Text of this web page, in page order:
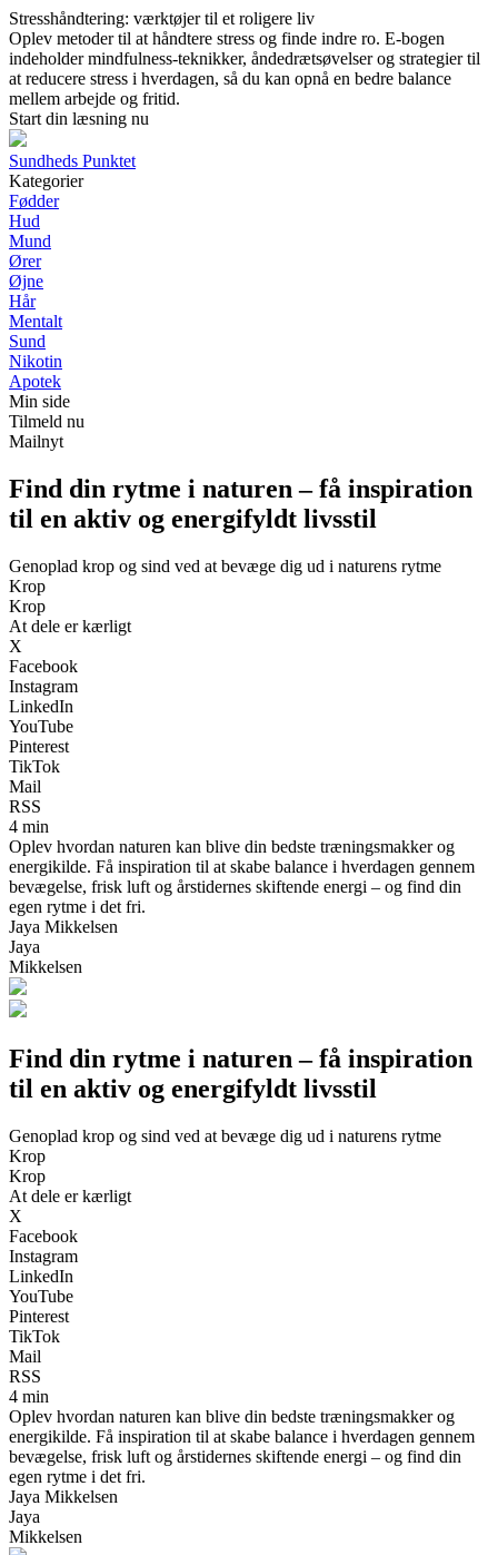
Stresshåndtering: værktøjer til et roligere liv
Oplev metoder til at håndtere stress og finde indre ro. E-bogen
indeholder mindfulness-teknikker, åndedrætsøvelser og strategier til
at reducere stress i hverdagen, så du kan opnå en bedre balance
mellem arbejde og fritid.
Start din læsning nu
Sundheds Punktet
Kategorier
Fødder
Hud
Mund
Ører
Øjne
Hår
Mentalt
Sund
Nikotin
Apotek
Min side
Tilmeld nu
Mailnyt
Find din rytme i naturen – få inspiration
til en aktiv og energifyldt livsstil
Genoplad krop og sind ved at bevæge dig ud i naturens rytme
Krop
Krop
At dele er kærligt
X
Facebook
Instagram
LinkedIn
YouTube
Pinterest
TikTok
Mail
RSS
4 min
Oplev hvordan naturen kan blive din bedste træningsmakker og
energikilde. Få inspiration til at skabe balance i hverdagen gennem
bevægelse, frisk luft og årstidernes skiftende energi – og find din
egen rytme i det fri.
Jaya Mikkelsen
Jaya
Mikkelsen
Find din rytme i naturen – få inspiration
til en aktiv og energifyldt livsstil
Genoplad krop og sind ved at bevæge dig ud i naturens rytme
Krop
Krop
At dele er kærligt
X
Facebook
Instagram
LinkedIn
YouTube
Pinterest
TikTok
Mail
RSS
4 min
Oplev hvordan naturen kan blive din bedste træningsmakker og
energikilde. Få inspiration til at skabe balance i hverdagen gennem
bevægelse, frisk luft og årstidernes skiftende energi – og find din
egen rytme i det fri.
Jaya Mikkelsen
Jaya
Mikkelsen